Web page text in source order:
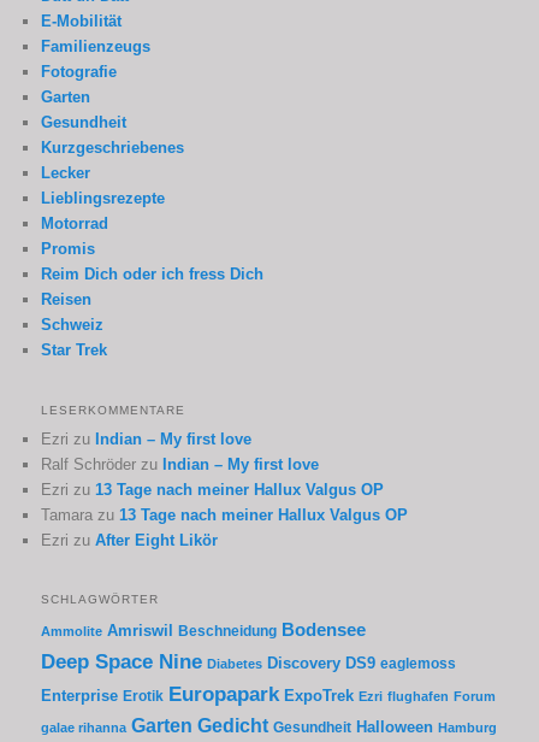
E-Mobilität
Familienzeugs
Fotografie
Garten
Gesundheit
Kurzgeschriebenes
Lecker
Lieblingsrezepte
Motorrad
Promis
Reim Dich oder ich fress Dich
Reisen
Schweiz
Star Trek
LESERKOMMENTARE
Ezri zu Indian – My first love
Ralf Schröder zu Indian – My first love
Ezri zu 13 Tage nach meiner Hallux Valgus OP
Tamara zu 13 Tage nach meiner Hallux Valgus OP
Ezri zuAfter Eight Likör
SCHLAGWÖRTER
Ammolite Amriswil Beschneidung Bodensee
Deep Space Nine Diabetes Discovery DS9 eaglemoss
Enterprise Erotik Europapark ExpoTrek Ezri flughafen Forum
galae rihanna Garten Gedicht Gesundheit Halloween Hamburg